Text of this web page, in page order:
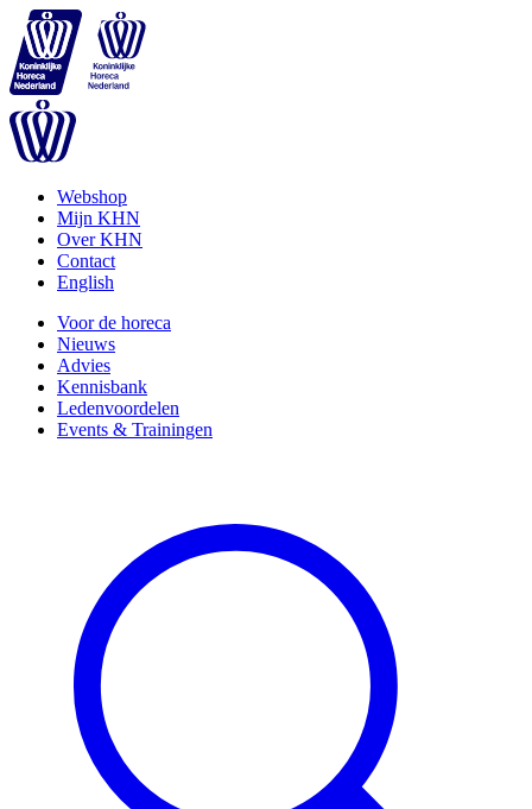
Webshop
Mijn KHN
Over KHN
Contact
English
Voor de horeca
Nieuws
Advies
Kennisbank
Ledenvoordelen
Events & Trainingen